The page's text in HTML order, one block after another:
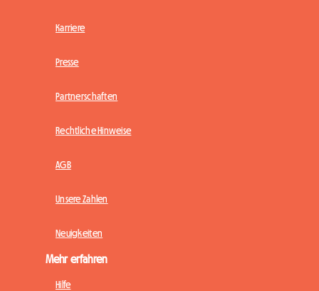
Karriere
Presse
Partnerschaften
Rechtliche Hinweise
AGB
Unsere Zahlen
Neuigkeiten
Mehr erfahren
Hilfe